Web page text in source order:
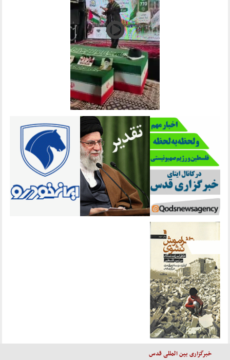
خبرگزاری بین المللی قدس